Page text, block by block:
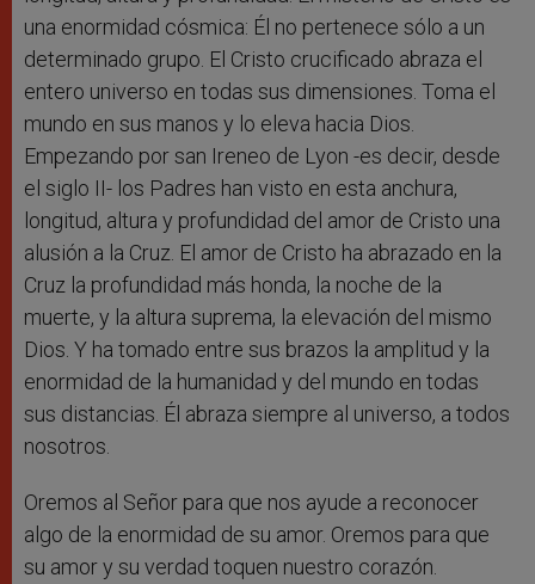
una enormidad cósmica: Él no pertenece sólo a un
determinado grupo. El Cristo crucificado abraza el
entero universo en todas sus dimensiones. Toma el
mundo en sus manos y lo eleva hacia Dios.
Empezando por san Ireneo de Lyon -es decir, desde
el siglo II- los Padres han visto en esta anchura,
longitud, altura y profundidad del amor de Cristo una
alusión a la Cruz. El amor de Cristo ha abrazado en la
Cruz la profundidad más honda, la noche de la
muerte, y la altura suprema, la elevación del mismo
Dios. Y ha tomado entre sus brazos la amplitud y la
enormidad de la humanidad y del mundo en todas
sus distancias. Él abraza siempre al universo, a todos
nosotros.
Oremos al Señor para que nos ayude a reconocer
algo de la enormidad de su amor. Oremos para que
su amor y su verdad toquen nuestro corazón.